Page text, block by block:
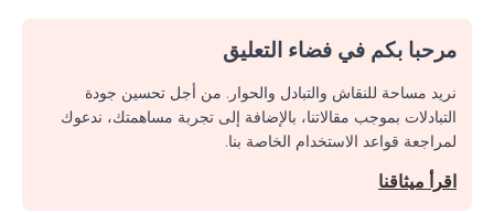
مرحبا بكم في فضاء التعليق
نريد مساحة للنقاش والتبادل والحوار. من أجل تحسين جودة
التبادلات بموجب مقالاتنا، بالإضافة إلى تجربة مساهمتك، ندعوك
لمراجعة قواعد الاستخدام الخاصة بنا.
اقرأ ميثاقنا